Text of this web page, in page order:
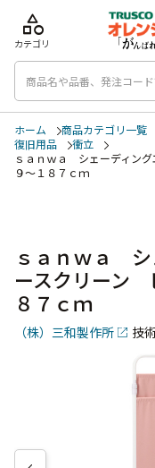
category
カテゴリ
ホーム 商品カテゴリ一覧
復旧用品
衝立
ｓａｎｗａ シェーディン
９～１８７ｃｍ
ｓａｎｗａ シ
ースクリーン
８７ｃｍ
（株）三和製作所 技